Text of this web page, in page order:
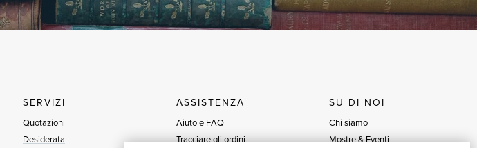
SERVIZI
Quotazioni
Desiderata
ASSISTENZA
Aiuto e FAQ
Tracciare gli ordini
SU DI NOI
Chi siamo
Mostre & Eventi